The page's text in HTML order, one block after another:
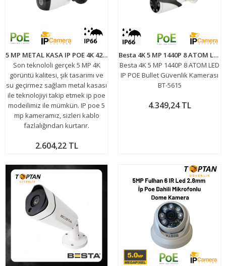
5 MP METAL KASA IP POE 4K 42 LED DIŞ MEKAN GÜVENLİK KAMERASI BT-1436
Son teknololi gerçek 5 MP 4K
görüntü kalitesi, şık tasarımı ve
su geçirmez sağlam metal kasası
ile teknolojiyi takip etmek ip poe
modeilimiz ile mümkün. IP poe 5
mp kameramız, sizleri kablo
fazlalığından kurtarır.
2.604,22 TL
Besta 4K 5 MP 1440P 8 ATOM LED IP POE Bullet Güvenlik Kamerası BT-5615
Besta 4K 5 MP 1440P 8 ATOM LED
IP POE Bullet Güvenlik Kamerası
BT-5615
4.349,24 TL